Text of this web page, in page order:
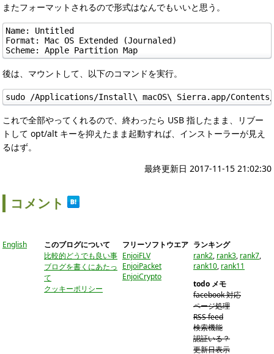
またフォーマットされるので形式はなんでもいいと思う。
Name: Untitled
Format: Mac OS Extended (Journaled)
Scheme: Apple Partition Map
後は、マウントして、以下のコマンドを実行。
sudo /Applications/Install\ macOS\ Sierra.app/
これで全部やってくれるので、終わったら USB 指したまま、リブー
トして opt/alt キーを抑えたまま起動すれば、インストーラーが見え
るはず。
最終更新日 2017-11-15 21:02:30
コメント
English
このブログについて
比較的どうでも良い事
ブログを書くにあたっ
て
クッキーポリシー
フリーソフトウエア
EnjoiFLV
EnjoiPacket
EnjoiCrypto
ランキング
rank2, rank3, rank7,
rank10, rank11
todo メモ
facebook 対応
ページ処理
RSS feed
検索機能
認証いる？
更新日表示